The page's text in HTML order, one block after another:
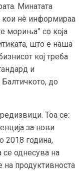
Минатата
нè информираа
мориња” со која
што е наша
кој треба
и
до
Тоа се:
за нови
2018 година,
се однесува на
продуктивноста